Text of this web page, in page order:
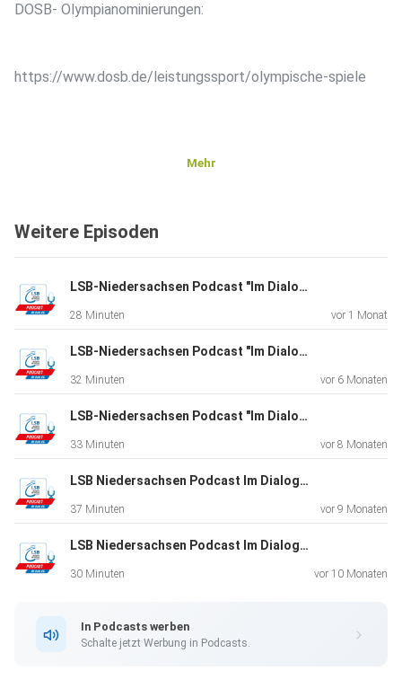
DOSB- Olympianominierungen:
https://www.dosb.de/leistungssport/olympische-spiele
https://www.sportvereintuns.de/online-
kurse/index.php#timeline
In zehn Schritten zur Bestandserhebung. Das Erklärvideo:
https://www.youtube.com/watch?v=_DPmmmmiThc
Sportpolitische Forderungen des LSB:
Mehr
Weitere Episoden
LSB-Niedersachsen Podcast "Im Dialog". Folge 29. Zu Gast: Isabell Nowak
28 Minuten vor 1 Monat
LSB-Niedersachsen Podcast "Im Dialog". Folge 28. Zu Gast: Ruth Spelmeyer und Sabrina Hering
32 Minuten vor 6 Monaten
LSB-Niedersachsen Podcast "Im Dialog". Folge 27. Zu Gast: Arnd Peiffer und Daniel Böhm
33 Minuten vor 8 Monaten
LSB Niedersachsen Podcast Im Dialog. Folge 26. Zu Gast: Stefan Wessels
37 Minuten vor 9 Monaten
LSB Niedersachsen Podcast Im Dialog. Folge 25. Zu Gast: Bernd Wedemeyer-Kolwe
30 Minuten vor 10 Monaten
In Podcasts werben
Schalte jetzt Werbung in Podcasts.